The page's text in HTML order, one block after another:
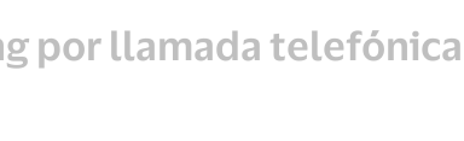
por llamada telefónica